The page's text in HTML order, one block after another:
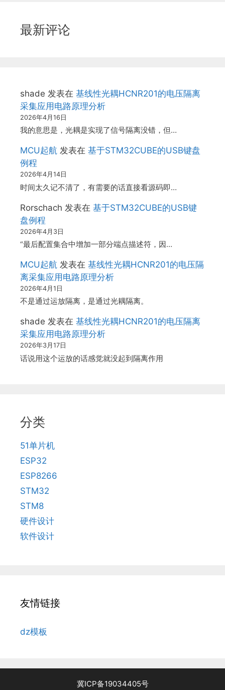
最新评论
shade 发表在 基线性光耦HCNR201的电压隔离
采集应用电路原理分析
2026年4月16日
我的意思是，光耦是实现了信号隔离没错，但…
MCU起航 发表在 基于STM32CUBE的USB键盘
例程
2026年4月14日
时间太久记不清了，有需要的话直接看源码即…
Rorschach 发表在 基于STM32CUBE的USB键
盘例程
2026年4月3日
“最后配置集合中增加一部分端点描述符，因…
MCU起航 发表在 基线性光耦HCNR201的电压隔
离采集应用电路原理分析
2026年4月1日
不是通过运放隔离，是通过光耦隔离。
shade 发表在 基线性光耦HCNR201的电压隔离
采集应用电路原理分析
2026年3月17日
话说用这个运放的话感觉就没起到隔离作用
分类
51单片机
ESP32
ESP8266
STM32
STM8
硬件设计
软件设计
友情链接
dz模板
冀ICP备19034405号